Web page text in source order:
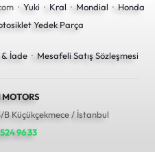
· Yuki · Kral · Mondial · Honda
Yedek Parça
İade· Mesafeli Satış Sözleşmesi
Küçükçekmece / İstanbul
96 33